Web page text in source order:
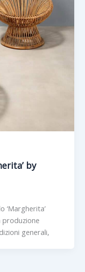
by
‘Margherita’
produzione
generali,